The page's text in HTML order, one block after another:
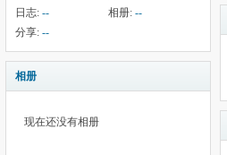
日志: -- 相册: --
分享: --
相册
现在还没有相册